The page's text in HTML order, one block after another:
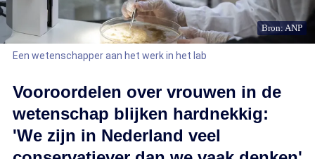
Bron: ANP
Een wetenschapper aan het werk in het lab
Vooroordelen over vrouwen in de
wetenschap blijken hardnekkig:
'We zijn in Nederland veel